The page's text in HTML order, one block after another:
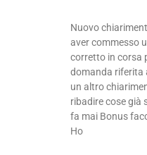
Nuovo
aver commesso
corretto in corsa
domanda riferita
un altro
ribadire cose già
fa mai Bonus
Ho